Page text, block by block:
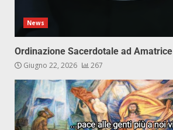
News
Ordinazione Sacerdotale ad Amatrice
Giugno 22, 2026 267